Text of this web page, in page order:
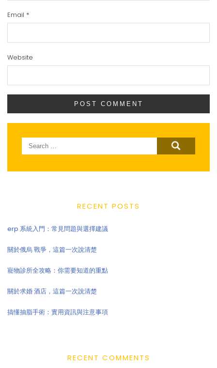
Email *
Website
Search
for:
RECENT POSTS
erp 系統入門：常見問題與選擇建議
關於俄烏 戰爭，這篇一次說清楚
寵物診所全攻略：你需要知道的重點
關於求婚 酒店，這篇一次說清楚
搞懂抽脂手術：實用資訊與注意事項
RECENT COMMENTS